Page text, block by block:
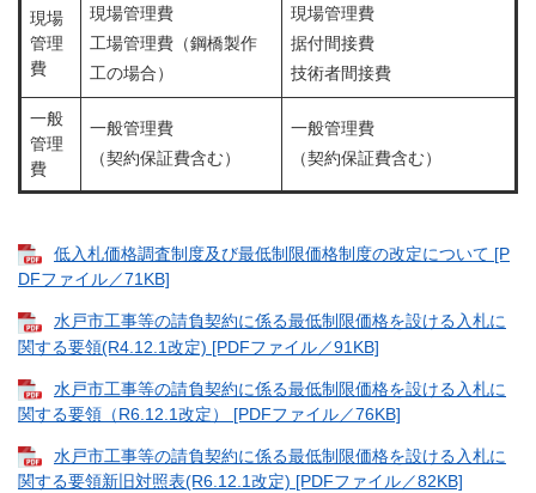
現場
管理
費
現場管理費
工場管理費（鋼橋製作
工の場合）
現場管理費
据付間接費
技術者間接費
一般
管理
費
一般管理費
（契約保証費含む）
一般管理費
（契約保証費含む）
低入札価格調査制度及び最低制限価格制度の改定について [P
DFファイル／71KB]
水戸市工事等の請負契約に係る最低制限価格を設ける入札に
関する要領(R4.12.1改定) [PDFファイル／91KB]
水戸市工事等の請負契約に係る最低制限価格を設ける入札に
関する要領（R6.12.1改定） [PDFファイル／76KB]
水戸市工事等の請負契約に係る最低制限価格を設ける入札に
関する要領新旧対照表(R6.12.1改定) [PDFファイル／82KB]